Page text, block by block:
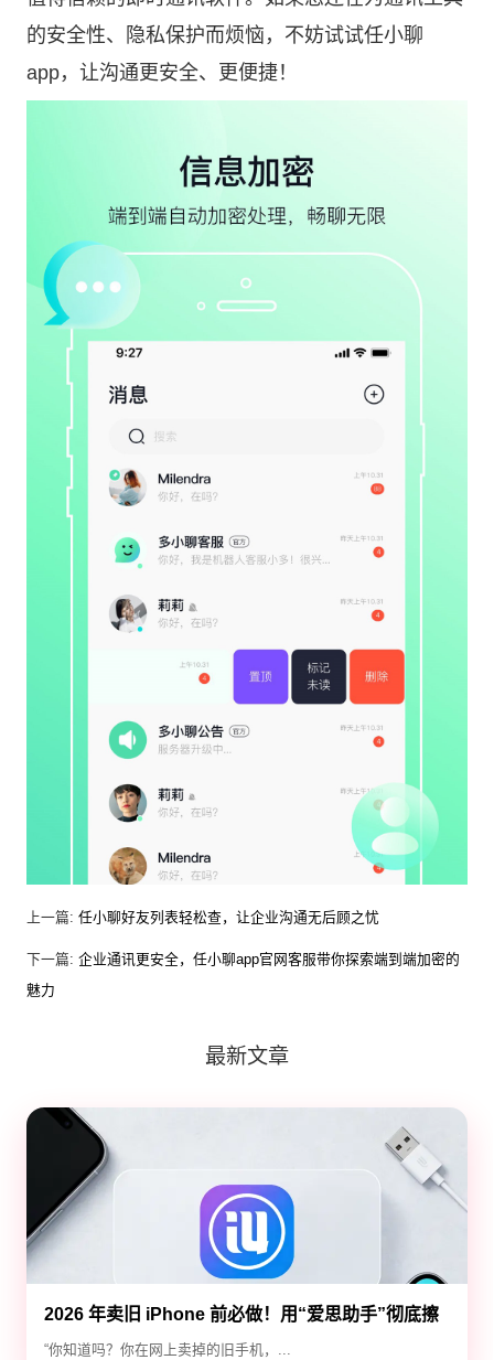
的安全性、隐私保护而烦恼，不妨试试任小聊
app，让沟通更安全、更便捷！
上一篇: 任小聊好友列表轻松查，让企业沟通无后顾之忧
下一篇: 企业通讯更安全，任小聊app官网客服带你探索端到端加密的
魅力
最新文章
2026 年卖旧 iPhone 前必做！用“爱思助手”彻底擦
除隐私，防止数据泄露
“你知道吗？你在网上卖掉的旧手机，...